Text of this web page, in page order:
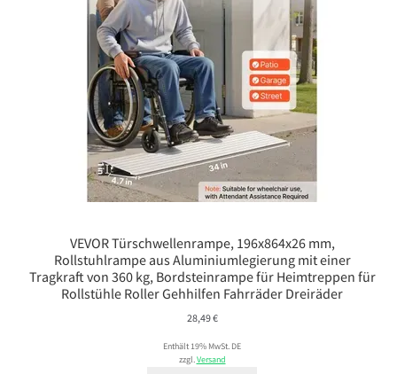
VEVOR Türschwellenrampe, 196x864x26 mm,
Rollstuhlrampe aus Aluminiumlegierung mit einer
Tragkraft von 360 kg, Bordsteinrampe für Heimtreppen für
Rollstühle Roller Gehhilfen Fahrräder Dreiräder
28,49€
Enthält 19% MwSt. DE
zzgl.Versand